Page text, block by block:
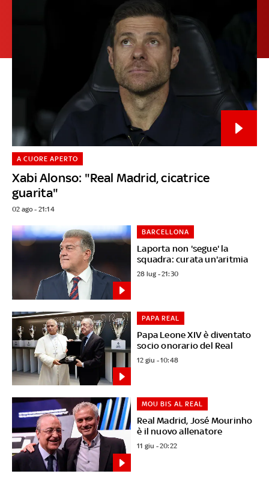
Xabi Alonso: "Real Madrid, cicatrice
guarita"
A CUORE APERTO
02 ago - 21:14
Laporta non 'segue' la
squadra: curata un'aritmia
BARCELLONA
28 lug - 21:30
Papa Leone XIV è diventato
socio onorario del Real
PAPA REAL
12 giu - 10:48
Real Madrid, José Mourinho
è il nuovo allenatore
MOU BIS AL REAL
11 giu - 20:22